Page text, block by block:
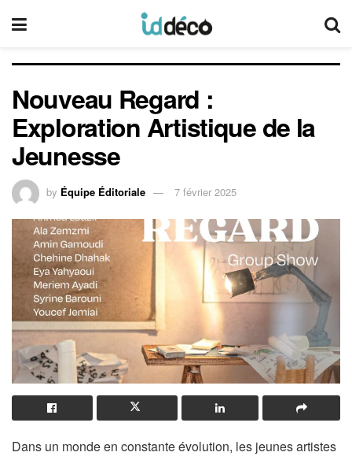
Nouveau Regard :
Exploration Artistique de la
Jeunesse
by Équipe Éditoriale 7 février 2025
Dans un monde en constante évolution, les jeunes artistes